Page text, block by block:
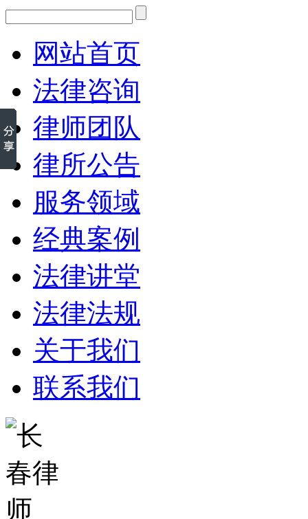
网站首页
法律咨询
律师团队
律所公告
服务领域
经典案例
法律讲堂
法律法规
关于我们
联系我们